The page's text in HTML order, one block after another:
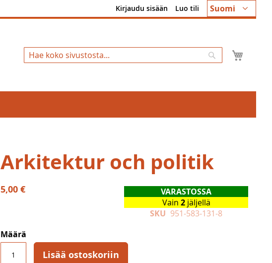
Kieli
Suomi
Kirjaudu sisään Luo tili
Hae
Arkitektur och politik
5,00 €
VARASTOSSA
Vain 2jäljellä
SKU 951-583-131-8
Määrä
Lisää ostoskoriin